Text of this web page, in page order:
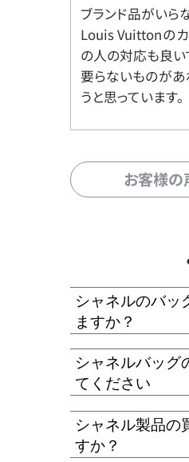
ブランド品がいら
Louis Vuittonの
の人の対応も良い
要らないものがあ
うと思っています。
お客様
シャネルのバッ
ますか？
シャネルバッグ
てください
シャネル製品の
すか？